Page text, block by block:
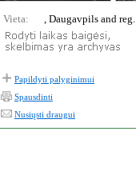
Vieta: , Daugavpils and reg.
Papildyti palyginimui
Spausdinti
Nusiųsti draugui